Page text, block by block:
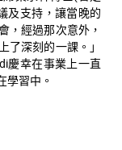
及支持，讓當晚的
，經過那次意外，
深刻的一課。」
慶幸在事業上一直
學習中。